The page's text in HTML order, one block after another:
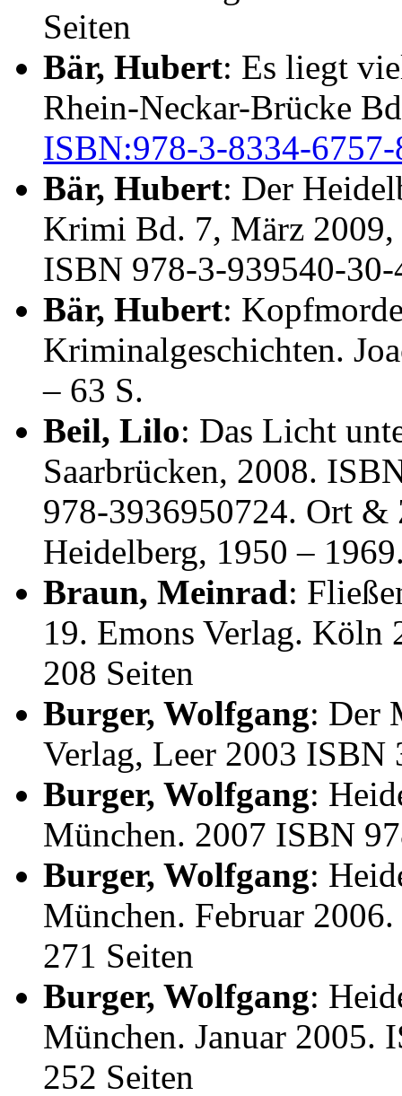
Seiten
Bär, Hubert: Es liegt
Rhein-Neckar-Brücke
ISBN:978-3-8334-6757-
Bär, Hubert: Der
Krimi Bd. 7, März
ISBN 978-3-939540-30-
Bär, Hubert:
Kriminalgeschichten.
– 63 S.
Beil, Lilo: Das Licht
Saarbrücken, 2008.
978-3936950724. Ort &
Heidelberg, 1950 –
Braun, Meinrad:
19. Emons Verlag.
208 Seiten
Burger, Wolfgang: Der
Verlag, Leer 2003 ISBN
Burger, Wolfgang:
München. 2007 ISBN
Burger, Wolfgang:
München. Februar
271 Seiten
Burger, Wolfgang:
München. Januar 2005.
252 Seiten